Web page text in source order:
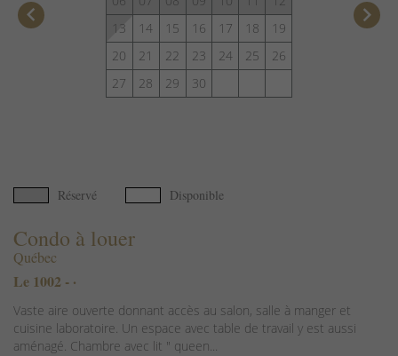
keyboard_arrow_left
13
14 15 16 17 18
19
20
21 22 23 24 25
26
27
28 29 30
keyboard_arrow_right
Réservé Disponible
Condo à louer
Québec
Le 1002 - ·
Vaste aire ouverte donnant accès au salon, salle à manger et
cuisine laboratoire. Un espace avec table de travail y est aussi
aménagé. Chambre avec lit " queen...